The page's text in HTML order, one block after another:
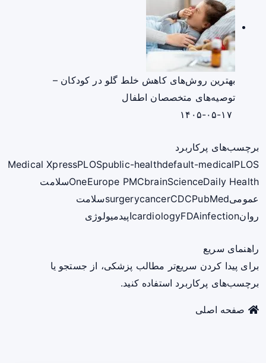
بهترین روش‌های کاهش خلط گلو در کودکان –
توصیه‌های متخصصان اطفال
برچسب‌های پرکاربرد
Medical XpressPLOSpublic-healthdefault-medicalPLOS
OneEurope PMCbrainScienceDaily Health
سلامت
عمومی
surgerycancerCDCPubMed
سلامت
روان
cardiologyFDAinfection اپیدمیولوژی
راهنمای سریع
برای پیدا کردن سریع‌تر مطالب پزشکی، از جستجو یا
برچسب‌های پرکاربرد استفاده کنید.
صفحه اصلی